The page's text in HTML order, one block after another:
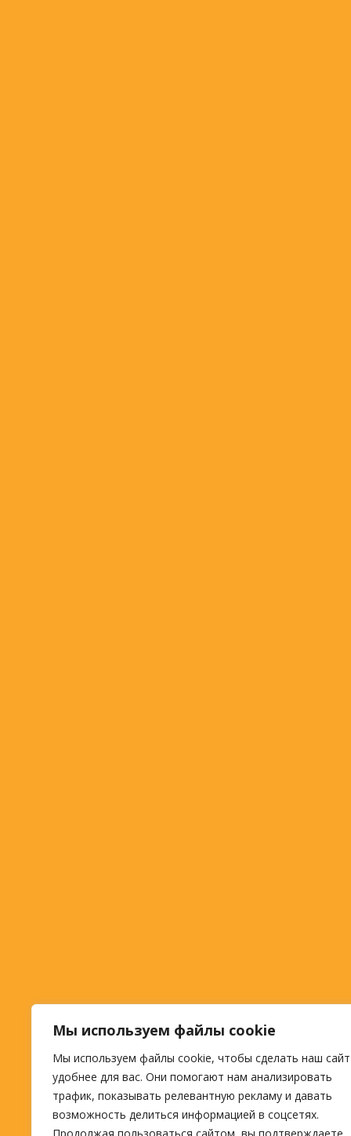
Мы используем файлы cookie
Мы используем файлы cookie, чтобы сделать наш сайт
удобнее для вас. Они помогают нам анализировать
трафик, показывать релевантную рекламу и давать
возможность делиться информацией в соцсетях.